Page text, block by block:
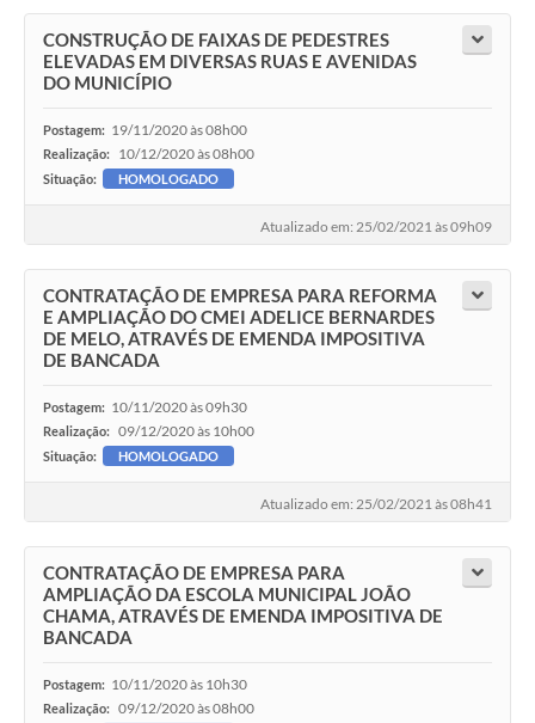
CONSTRUÇÃO DE FAIXAS DE PEDESTRES
ELEVADAS EM DIVERSAS RUAS E AVENIDAS
DO MUNICÍPIO
Postagem: 19/11/2020 às 08h00
Realização: 10/12/2020 às 08h00
Situação: HOMOLOGADO
Atualizado em: 25/02/2021 às 09h09
CONTRATAÇÃO DE EMPRESA PARA REFORMA
E AMPLIAÇÃO DO CMEI ADELICE BERNARDES
DE MELO, ATRAVÉS DE EMENDA IMPOSITIVA
DE BANCADA
Postagem: 10/11/2020 às 09h30
Realização: 09/12/2020 às 10h00
Situação: HOMOLOGADO
Atualizado em: 25/02/2021 às 08h41
CONTRATAÇÃO DE EMPRESA PARA
AMPLIAÇÃO DA ESCOLA MUNICIPAL JOÃO
CHAMA, ATRAVÉS DE EMENDA IMPOSITIVA DE
BANCADA
Postagem: 10/11/2020 às 10h30
Realização: 09/12/2020 às 08h00